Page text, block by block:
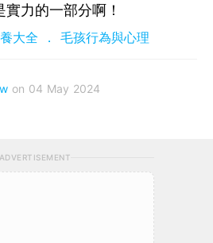
實力的一部分啊！
大全 毛孩行為與心理
on 04 May 2024
ADVERTISEMENT